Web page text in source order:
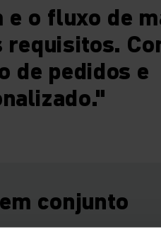
e o fluxo de
requisitos.
de pedidos e
conjunto